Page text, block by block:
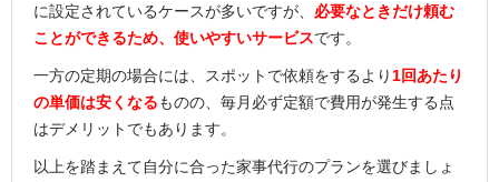
に設定されているケースが多いですが、 必要なときだけ頼む
ことができるため、使いやすいサービスです。
一方の定期の場合には、スポットで依頼をするより 1回あたり
の単価は安くなるものの、毎月必ず定額で費用が発生する点
はデメリットでもあります。
以上を踏まえて自分に合った家事代行のプランを選びましょ